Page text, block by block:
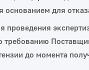
для
проведения
до момента